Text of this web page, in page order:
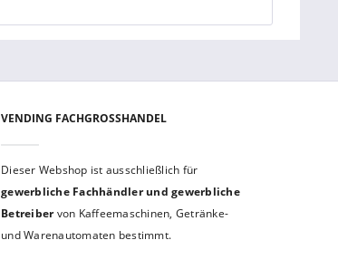
VENDING FACHGROSSHANDEL
Dieser Webshop ist aus­schließ­lich für
gewerbliche Fach­händler und gewerb­liche
Betreibervon Kaffeemaschinen, Getränke-
und Warenautomaten bestimmt.